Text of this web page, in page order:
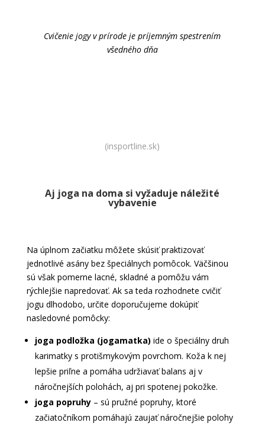
Cvičenie jogy v prírode je príjemným spestrením
všedného dňa
(insportline.sk)
Aj joga na doma si vyžaduje náležité
vybavenie
Na úplnom začiatku môžete skúsiť praktizovať
jednotlivé asány bez špeciálnych pomôcok. Väčšinou
sú však pomerne lacné, skladné a pomôžu vám
rýchlejšie napredovať. Ak sa teda rozhodnete cvičiť
jogu dlhodobo, určite doporučujeme dokúpiť
nasledovné pomôcky:
joga podložka (jogamatka) ide o špeciálny druh
karimatky s protišmykovým povrchom. Koža k nej
lepšie priľne a pomáha udržiavať balans aj v
náročnejších polohách, aj pri spotenej pokožke.
joga popruhy– sú pružné popruhy, ktoré
začiatočníkom pomáhajú zaujať náročnejšie polohy